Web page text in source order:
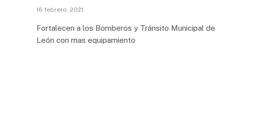
16 febrero, 2021
Fortalecen a los Bomberos y Tránsito Municipal de
León con mas equipamiento